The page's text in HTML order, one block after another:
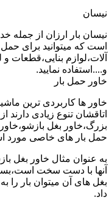
نیسان
نیسان بار ارزان از جمله
است که میتوانید برای
آلات،لوازم بنایی،قطعات
و....استفاده نمایید.
خاور حمل بار
خاور ها کاربردی ترین
اتاقشان تنوع زیادی دارند
بزرگ،خاور بغل
حمل بار های خاصی مورد
به عنوان مثال خاور بغل
آنها با دست سخت
بغل های آن میتوان بار را
داد.